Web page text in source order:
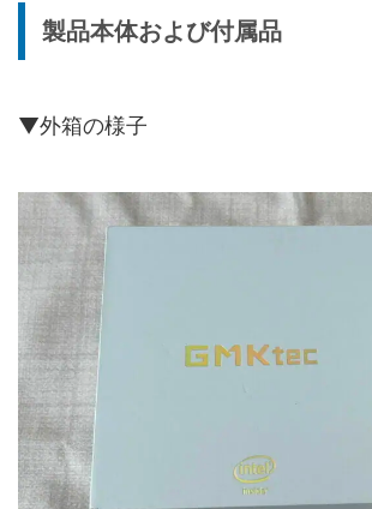
製品本体および付属品
▼外箱の様子